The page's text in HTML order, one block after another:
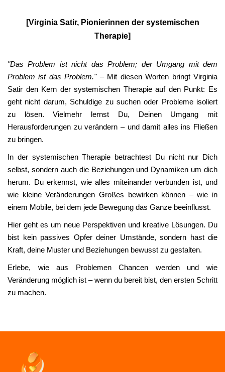
[Virginia Satir, Pionierinnen der systemischen
Therapie]
"Das Problem ist nicht das Problem; der Umgang mit dem
Problem ist das Problem."– Mit diesen Worten bringt Virginia
Satir den Kern der systemischen Therapie auf den Punkt: Es
geht nicht darum, Schuldige zu suchen oder Probleme isoliert
zu lösen. Vielmehr lernst Du, Deinen Umgang mit
Herausforderungen zu verändern – und damit alles ins Fließen
zu bringen.
In der systemischen Therapie betrachtest Du nicht nur Dich
selbst, sondern auch die Beziehungen und Dynamiken um dich
herum. Du erkennst, wie alles miteinander verbunden ist, und
wie kleine Veränderungen Großes bewirken können – wie in
einem Mobile, bei dem jede Bewegung das Ganze beeinflusst.
Hier geht es um neue Perspektiven und kreative Lösungen. Du
bist kein passives Opfer deiner Umstände, sondern hast die
Kraft, deine Muster und Beziehungen bewusst zu gestalten.
Erlebe, wie aus Problemen Chancen werden und wie
Veränderung möglich ist – wenn du bereit bist, den ersten Schritt
zu machen.